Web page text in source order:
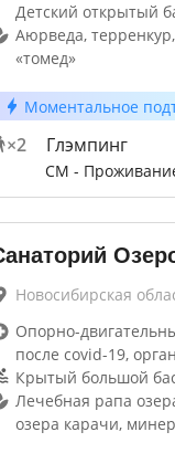
Детский открытый
Аюрведа,
«томед»
Моментальное
×2 Глэмпинг
СМ -
Новосибирская
Опорно-
после covid-19,
Крытый большой
Лечебная рапа
озера карачи,